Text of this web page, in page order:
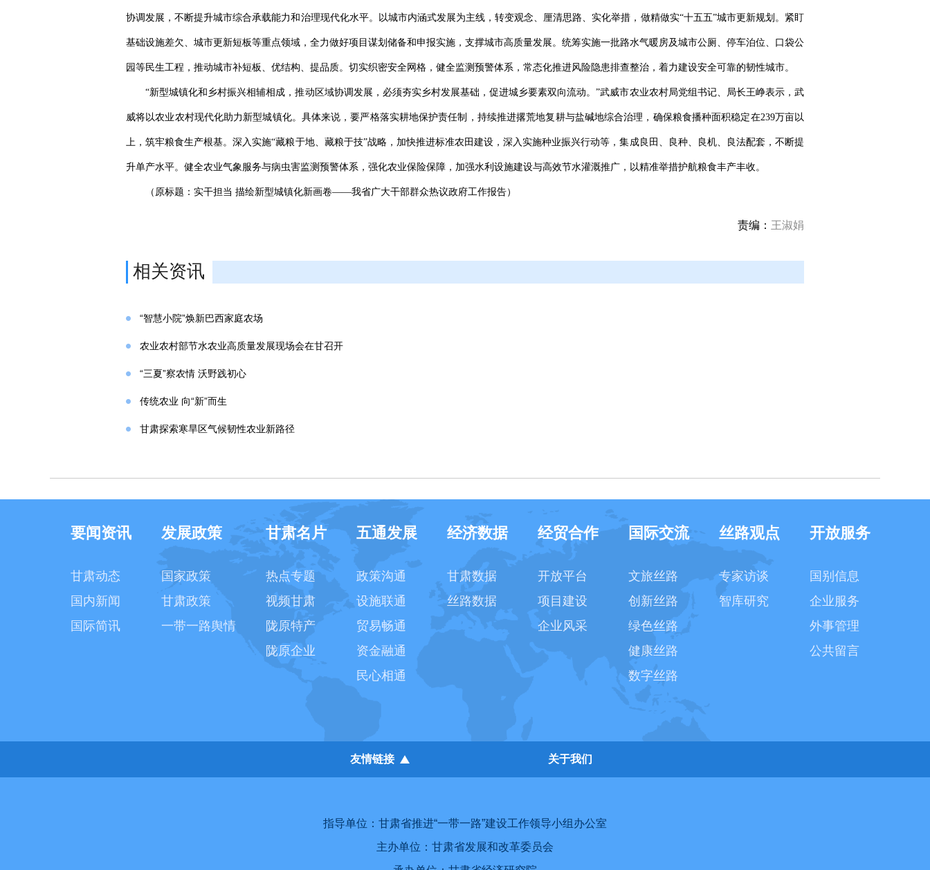
协调发展，不断提升城市综合承载能力和治理现代化水平。以城市内涵式发展为主线，转变观念、厘清思路、实化举措，做精做实“十五五”城市更新规划。紧盯
基础设施差欠、城市更新短板等重点领域，全力做好项目谋划储备和申报实施，支撑城市高质量发展。统筹实施一批路水气暖房及城市公厕、停车泊位、口袋公
园等民生工程，推动城市补短板、优结构、提品质。切实织密安全网格，健全监测预警体系，常态化推进风险隐患排查整治，着力建设安全可靠的韧性城市。
“新型城镇化和乡村振兴相辅相成，推动区域协调发展，必须夯实乡村发展基础，促进城乡要素双向流动。”武威市农业农村局党组书记、局长王峥表示，武
威将以农业农村现代化助力新型城镇化。具体来说，要严格落实耕地保护责任制，持续推进撂荒地复耕与盐碱地综合治理，确保粮食播种面积稳定在239万亩以
上，筑牢粮食生产根基。深入实施“藏粮于地、藏粮于技”战略，加快推进标准农田建设，深入实施种业振兴行动等，集成良田、良种、良机、良法配套，不断提
升单产水平。健全农业气象服务与病虫害监测预警体系，强化农业保险保障，加强水利设施建设与高效节水灌溉推广，以精准举措护航粮食丰产丰收。
（原标题：实干担当 描绘新型城镇化新画卷——我省广大干部群众热议政府工作报告）
责编： 王淑娟
相关资讯
“智慧小院”焕新巴西家庭农场
农业农村部节水农业高质量发展现场会在甘召开
“三夏”察农情 沃野践初心
传统农业 向“新”而生
甘肃探索寒旱区气候韧性农业新路径
要闻资讯
甘肃动态
国内新闻
国际简讯
发展政策
国家政策
甘肃政策
一带一路舆情
甘肃名片
热点专题
视频甘肃
陇原特产
陇原企业
五通发展
政策沟通
设施联通
贸易畅通
资金融通
民心相通
经济数据
甘肃数据
丝路数据
经贸合作
开放平台
项目建设
企业风采
国际交流
文旅丝路
创新丝路
绿色丝路
健康丝路
数字丝路
丝路观点
专家访谈
智库研究
开放服务
国别信息
企业服务
外事管理
公共留言
友情链接 关于我们
指导单位：甘肃省推进“一带一路”建设工作领导小组办公室
主办单位：甘肃省发展和改革委员会